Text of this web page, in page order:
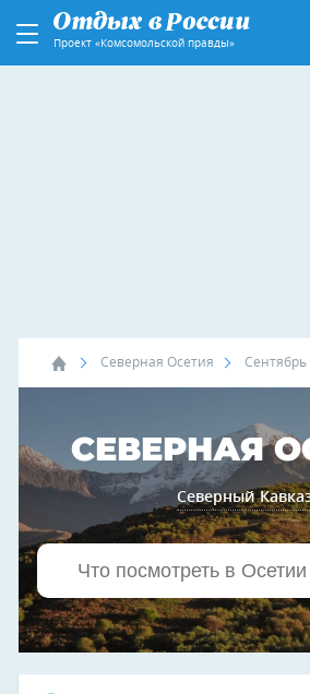
Проект «Комсомольской правды»
Северная Осетия Сентябрь
СЕВЕРНАЯ
Северный